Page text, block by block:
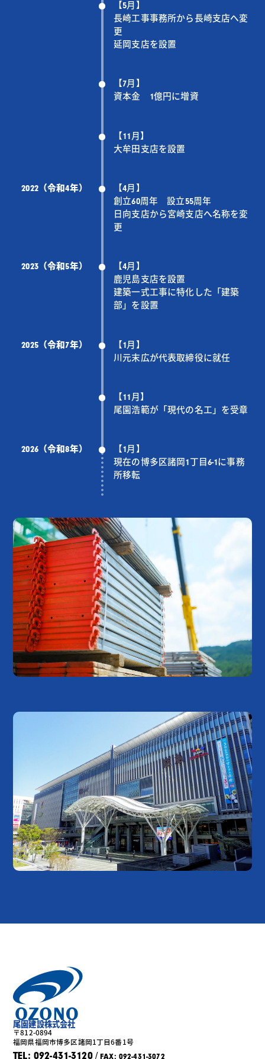
【5月】
長崎工事事務所から長崎支店へ変
更
延岡支店を設置
【7月】
資本金 1億円に増資
【11月】
大牟田支店を設置
2022（令和4年）
【4月】
創立60周年 設立55周年
日向支店から宮崎支店へ名称を変
更
2023（令和5年）
【4月】
鹿児島支店を設置
建築一式工事に特化した「建築
部」を設置
2025（令和7年）
【1月】
川元末広が代表取締役に就任
【11月】
尾園浩範が「現代の名工」を受章
2026（令和8年）
【1月】
現在の博多区諸岡1丁目6-1に事務
所移転
尾園建設株式会社
〒812-0894
福岡県福岡市博多区諸岡1丁目6番1号
TEL: 092-431-3120/FAX: 092-431-3072